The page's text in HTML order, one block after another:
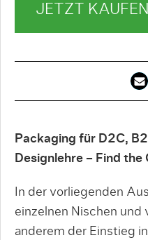
JETZT
Packaging für D2C,
Designlehre – Find the
In der vorliegenden
einzelnen Nischen und
anderem der Einstieg